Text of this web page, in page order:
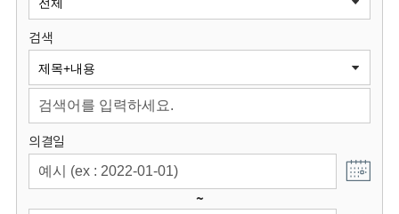
원
회
검색
의결일
~